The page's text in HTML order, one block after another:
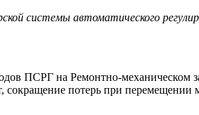
системы автоматического
ПСРГ на Ремонтно-механическом
потерь при перемещении